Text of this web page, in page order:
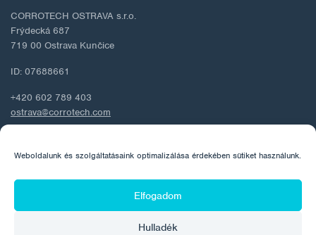
Weboldalunk és szolgáltatásaink optimalizálása érdekében sütiket használunk.
Elfogadom
Hulladék
CORROTECH OSTRAVA s.r.o.
Frýdecká 687
719 00 Ostrava Kunčice
ID: 07688661
+420 602 789 403
ostrava@corrotech.com
© 2026 Corrotech